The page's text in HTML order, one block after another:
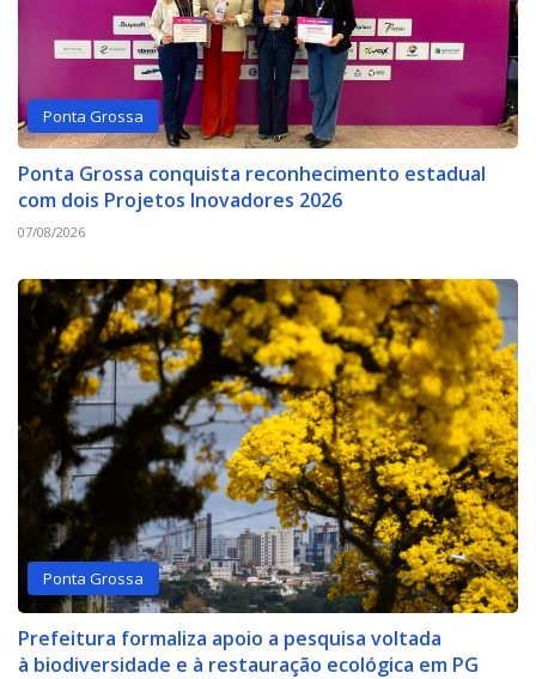
Ponta Grossa
Ponta Grossa conquista reconhecimento estadual
com dois Projetos Inovadores 2026
07/08/2026
Ponta Grossa
Prefeitura formaliza apoio a pesquisa voltada
à biodiversidade e à restauração ecológica em PG